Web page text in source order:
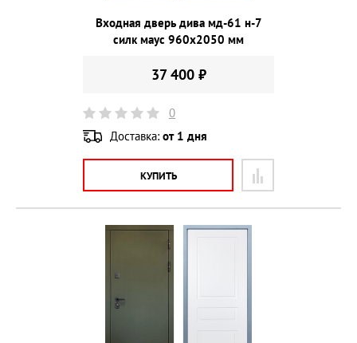
Входная дверь дива мд-61 н-7
силк маус 960х2050 мм
37 400 ₽
0
Доставка: от 1 дня
КУПИТЬ